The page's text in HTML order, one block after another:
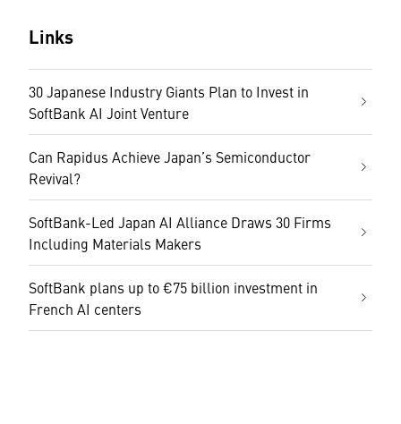
Links
30 Japanese Industry Giants Plan to Invest in
SoftBank AI Joint Venture
Can Rapidus Achieve Japan’s Semiconductor
Revival?
SoftBank-Led Japan AI Alliance Draws 30 Firms
Including Materials Makers
SoftBank plans up to €75 billion investment in
French AI centers